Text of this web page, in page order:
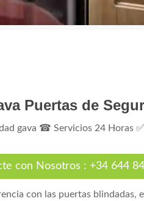
Puertas de
gava ☎ Servicios 24 Horas
con Nosotros : +34 644
con las puertas blindadas,